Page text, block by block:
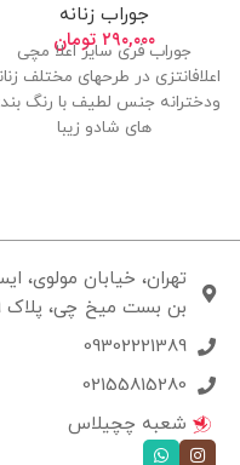
جوراب زنانه
۲۹۰,۰۰۰ تومان
جوراب فری سایز اعلا مچی
اعلافانتزی در طرحهای مختلف
ودخترانه جنس لطیف با رنگ
های شادو زیبا
تهران، خیابان مولوی،
بن بست میخ چی، پلاک 29 طبقه همکف
09302221389
02155815280
شعبه چچیلاس